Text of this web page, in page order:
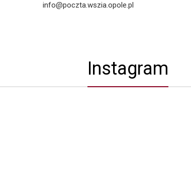
info@poczta.wszia.opole.pl
Instagram